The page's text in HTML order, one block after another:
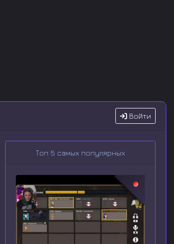
Войти
Топ 5 самых популярных